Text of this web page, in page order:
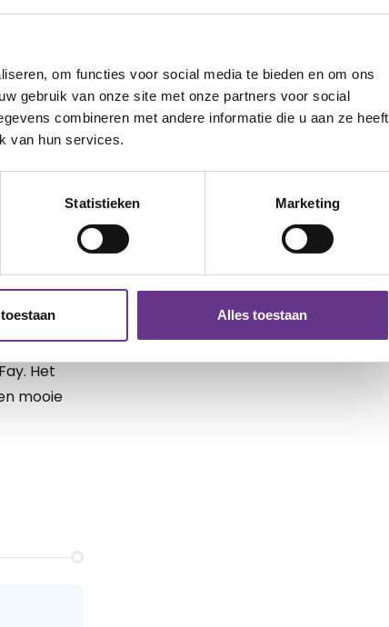
om functies voor social media te bieden en om ons
gebruik van onze site met onze partners voor social
combineren met andere informatie die u aan ze heeft
van hun services.
Statistieken Marketing
Alles toestaan
het
het mij
Het
mooie